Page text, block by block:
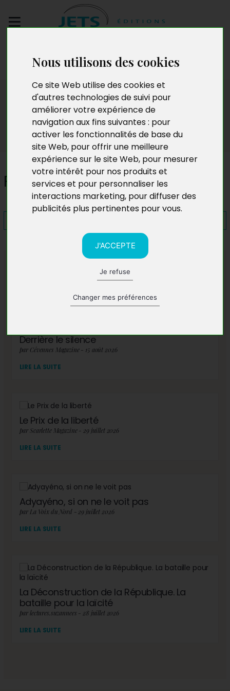
Nous utilisons des cookies
Ce site Web utilise des cookies et
d'autres technologies de suivi pour
améliorer votre expérience de
navigation aux fins suivantes : pour
activer les fonctionnalités de base du
site Web, pour offrir une meilleure
expérience sur le site Web, pour mesurer
votre intérêt pour nos produits et
services et pour personnaliser les
interactions marketing, pour diffuser des
publicités plus pertinentes pour vous.
J'ACCEPTE
Je refuse
Changer mes préférences
manuscrit
Presse
Profil Soignant
A lire également
Derrière le silence
par Cévennes Magazine - 15 août 2026
LIRE LA SUITE
Le Prix de la liberté
par Scarlette Magazine - 29 juillet 2026
LIRE LA SUITE
Adyayéno, si on ne le voit pas
par La Voix du Nord - 29 juillet 2026
LIRE LA SUITE
La Déconstruction de la République. La
bataille pour la laïcité
par lectures.suzannees - 28 juillet 2026
LIRE LA SUITE